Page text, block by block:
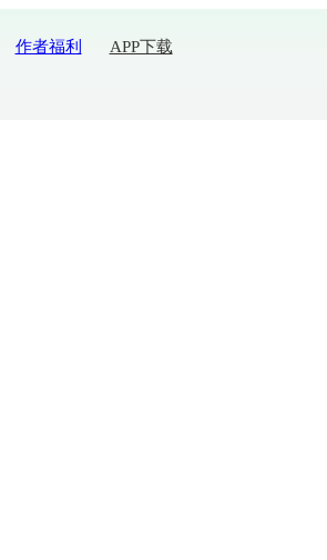
作者福利 APP下载